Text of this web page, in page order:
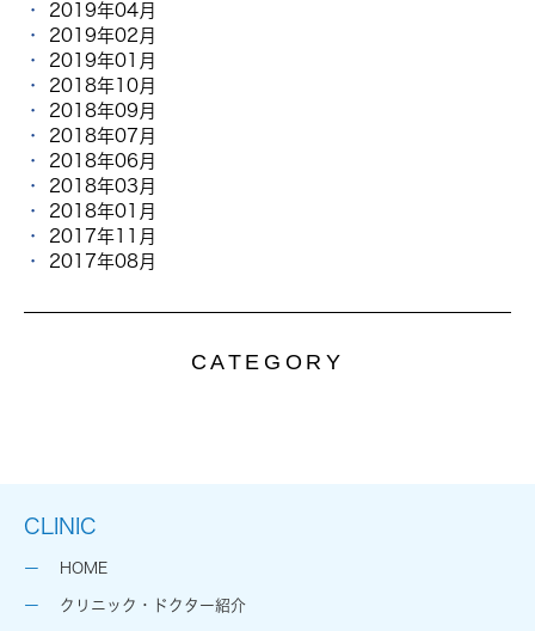
2019年04月
2019年02月
2019年01月
2018年10月
2018年09月
2018年07月
2018年06月
2018年03月
2018年01月
2017年11月
2017年08月
CATEGORY
CLINIC
HOME
クリニック・ドクター紹介